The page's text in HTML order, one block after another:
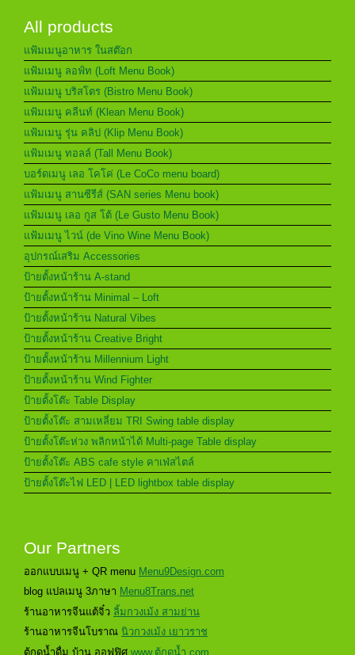
All products
แฟ้มเมนูอาหาร ในสต๊อก
แฟ้มเมนู ลอฟ์ท (Loft Menu Book)
แฟ้มเมนู บริสโตร (Bistro Menu Book)
แฟ้มเมนู คลีนท์ (Klean Menu Book)
แฟ้มเมนู รุ่น คลิป (Klip Menu Book)
แฟ้มเมนู ทอลล์ (Tall Menu Book)
บอร์ดเมนู เลอ โคโค่ (Le CoCo menu board)
แฟ้มเมนู สานซีรีส์ (SAN series Menu book)
แฟ้มเมนู เลอ กูส โต้ (Le Gusto Menu Book)
แฟ้มเมนู ไวน์ (de Vino Wine Menu Book)
อุปกรณ์เสริม Accessories
ป้ายตั้งหน้าร้าน A-stand
ป้ายตั้งหน้าร้าน Minimal – Loft
ป้ายตั้งหน้าร้าน Natural Vibes
ป้ายตั้งหน้าร้าน Creative Bright
ป้ายตั้งหน้าร้าน Millennium Light
ป้ายตั้งหน้าร้าน Wind Fighter
ป้ายตั้งโต๊ะ Table Display
ป้ายตั้งโต๊ะ สามเหลี่ยม TRI Swing table display
ป้ายตั้งโต๊ะห่วง พลิกหน้าได้ Multi-page Table display
ป้ายตั้งโต๊ะ ABS cafe style คาเฟ่สไตล์
ป้ายตั้งโต๊ะไฟ LED | LED lightbox table display
Our Partners
ออกแบบเมนู + QR menu Menu9Design.com
blog แปลเมนู 3ภาษา Menu8Trans.net
ร้านอาหารจีนแต้จิ๋ว ลิ้มกวงเม้ง สามย่าน
ร้านอาหารจีนโบราณ นิวกวงเม้ง เยาวราช
ตู้กดน้ำดื่ม บ้าน ออฟฟิศ www.ตู้กดน้ำ.com